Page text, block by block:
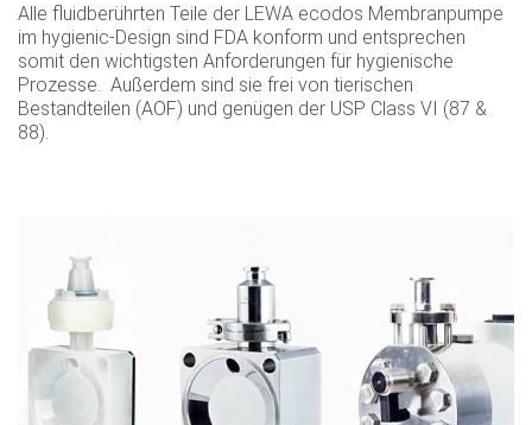
Alle fluidberührten Teile der LEWA ecodos Membranpumpe
im hygienic-Design sind FDA konform und entsprechen
somit den wichtigsten Anforderungen für hygienische
Prozesse. Außerdem sind sie frei von tierischen
Bestandteilen (AOF) und genügen der USP Class VI (87 &
88).